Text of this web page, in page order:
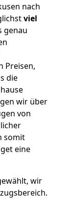
nach
viel
genau
Preisen,
die
wir über
von
somit
eine
wir